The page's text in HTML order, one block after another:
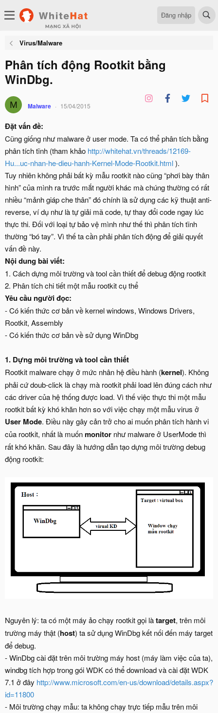
Đăng nhập
Virus/Malware
Phân tích động Rootkit bằng
WinDbg.
M Malware 15/04/2015
Đặt vấn đề:
Cũng giống như malware ở user mode. Ta có thể phân tích bằng
phân tích tĩnh (tham khảo http://whitehat.vn/threads/12169-
Hu...uc-nhan-he-dieu-hanh-Kernel-Mode-Rootkit.html).
Tuy nhiên không phải bất kỳ mẫu rootkit nào cũng “phơi bày thân
hình” của mình ra trước mắt người khác mà chúng thường có rất
nhiều “mảnh giáp che thân” đó chính là sử dụng các kỹ thuật anti-
reverse, ví dụ như là tự giải mã code, tự thay đổi code ngay lúc
thực thi. Đối với loại tự bảo vệ mình như thế thì phân tích tĩnh
thường “bó tay”. Vì thế ta cần phải phân tích động để giải quyết
vấn đề này.
Nội dung bài viết:
1. Cách dựng môi trường và tool cần thiết để debug động rootkit
2. Phân tích chi tiết một mẫu rootkit cụ thể
Yêu cầu người đọc:
- Có kiến thức cơ bản về kernel windows, Windows Drivers,
Rootkit, Assembly
- Có kiến thức cơ bản về sử dụng WinDbg
1. Dựng môi trường và tool cần thiết
Rootkit malware chạy ở mức nhân hệ điều hành (kernel). Không
phải cứ doub-click là chạy mà rootkit phải load lên đúng cách như
các driver của hệ thống được load. Vì thế việc thực thi một mẫu
rootkit bất kỳ khó khăn hơn so với việc chạy một mẫu virus ở
User Mode. Điều này gây cản trở cho ai muốn phân tích hành vi
của rootkit, nhất là muốnmonitor như malware ở UserMode thì
rất khó khăn. Sau đây là hướng dẫn tạo dựng môi trường debug
động rootkit:
Nguyên lý: ta có một máy ảo chạy rootkit gọi làtarget, trên môi
trường máy thật (host) ta sử dụng WinDbg kết nối đến máy target
để debug.
- WinDbg cài đặt trên môi trường máy host (máy làm việc của ta),
windbg tích hợp trong gói WDK có thể download và cài đặt WDK
7.1 ở đây http://www.microsoft.com/en-us/download/details.aspx?
id=11800
- Môi trường chạy mẫu: ta không chạy trực tiếp mẫu trên môi